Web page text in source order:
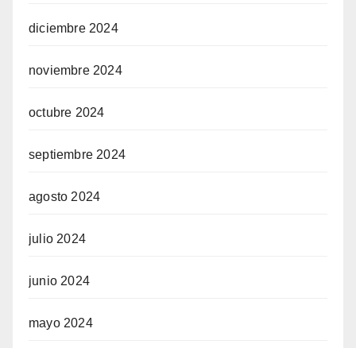
diciembre 2024
noviembre 2024
octubre 2024
septiembre 2024
agosto 2024
julio 2024
junio 2024
mayo 2024